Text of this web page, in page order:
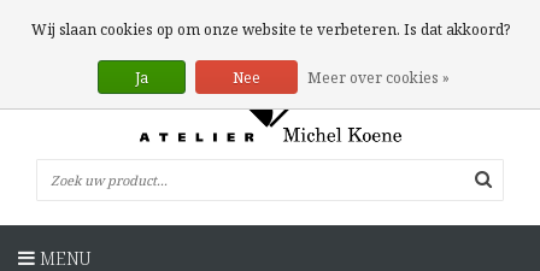
0 Artikelen
MENU
Wij slaan cookies op om onze website te verbeteren. Is dat akkoord?
Ja Nee Meer over cookies »